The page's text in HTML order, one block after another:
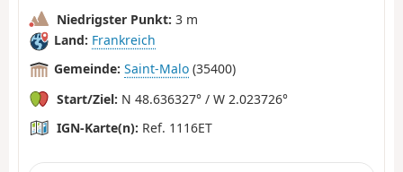
Niedrigster Punkt: 3 m
Land: Frankreich
Gemeinde: Saint-Malo (35400)
Start/Ziel: N 48.636327° / W 2.023726°
IGN-Karte(n): Ref. 1116ET